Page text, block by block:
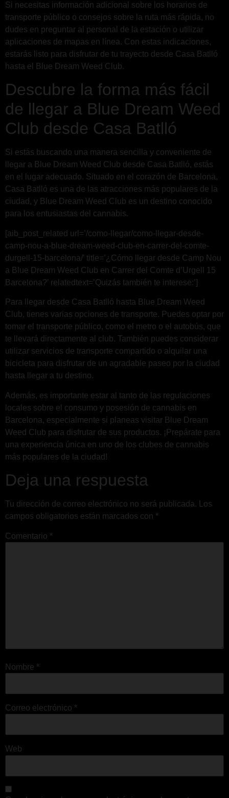
Si necesitas información adicional sobre los horarios de
transporte público o consejos sobre la ruta más rápida, no
dudes en preguntar al personal de la estación o utilizar
aplicaciones de mapas en línea. Con estas indicaciones,
estarás listo para disfrutar de tu trayecto desde Casa Batlló
hasta el Blue Dream Weed Club.
Descubre la forma más fácil
de llegar a Blue Dream Weed
Club desde Casa Batlló
Si estás buscando una manera sencilla y conveniente de
llegar a Blue Dream Weed Club desde Casa Batlló, estás
en el lugar adecuado. Situado en el corazón de Barcelona,
Casa Batlló es una de las atracciones más populares de la
ciudad, y Blue Dream Weed Club es un destino conocido
para los entusiastas del cannabis.
[aib_post_related url=’/como-llegar/como-llegar-desde-
camp-nou-a-blue-dream-weed-club-en-carrer-del-comte-
durgell-15-barcelona/’ title=’¿Cómo llegar desde Camp Nou
a Blue Dream Weed Club en Carrer del Comte d’Urgell 15
Barcelona?’ relatedtext=’Quizás también te interese:’]
Para llegar desde Casa Batlló hasta Blue Dream Weed
Club, tienes varias opciones de transporte. Puedes optar por
tomar el transporte público, como el metro o el autobús, que
te llevará directamente al club. También puedes considerar
utilizar servicios de transporte compartido o alquilar una
bicicleta para disfrutar de un agradable paseo por la ciudad
hasta llegar a tu destino.
Además, es importante estar al tanto de las regulaciones
locales sobre el consumo y posesión de cannabis en
Barcelona, especialmente si planeas visitar Blue Dream
Weed Club para disfrutar de sus productos. ¡Prepárate para
una experiencia única en uno de los clubes de cannabis
más populares de la ciudad!
Deja una respuesta
Tu dirección de correo electrónico no será publicada.
Los
campos obligatorios están marcados con *
Comentario *
Nombre *
Correo electrónico *
Web